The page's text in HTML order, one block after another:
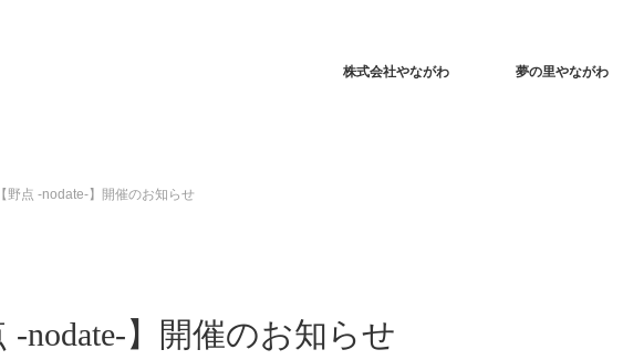
株式会社やながわ 夢の里やながわ
野点 -nodate-】開催のお知らせ
nodate-】開催のお知らせ